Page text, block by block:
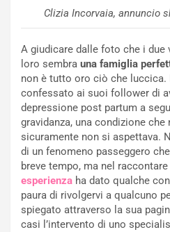
Clizia Incorvaia, annuncio
A giudicare dalle foto che i due
loro sembra una famiglia
non è tutto oro ciò che luccica.
confessato ai suoi follower di
depressione post partum a
gravidanza, una condizione
sicuramente non si aspettava.
di un fenomeno passeggero
breve tempo, ma nel
esperienza ha dato qualche
paura di rivolgervi a qualcuno
spiegato attraverso la sua
casi l’intervento di uno